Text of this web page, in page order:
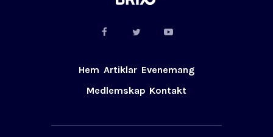
Hem Artiklar Evenemang
Medlemskap Kontakt